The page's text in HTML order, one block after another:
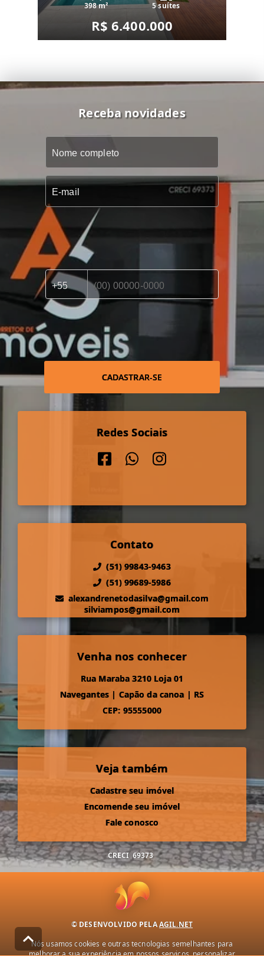
398 m² 5 suítes
R$ 6.400.000
Receba novidades
CADASTRAR-SE
Redes Sociais
Contato
(51) 99843-9463
(51) 99689-5986
alexandrenetodasilva@gmail.com
silviampos@gmail.com
Venha nos conhecer
Rua Maraba 3210 Loja 01
Navegantes | Capão da canoa | RS
CEP: 95555000
Veja também
Cadastre seu imóvel
Encomende seu imóvel
Fale conosco
CRECI 69373
© DESENVOLVIDO PELAAGIL.NET
Nós usamos cookies e outras tecnologias semelhantes para
melhorar a sua experiência em nossos serviços, personalizar